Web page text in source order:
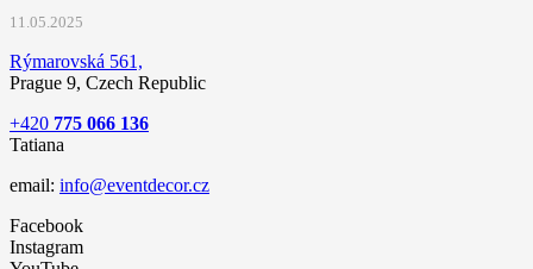
11.05.2025
Rýmarovská 561,
Prague 9, Czech Republic
+420 775 066 136
Tatiana
email: info@eventdecor.cz
Facebook
Instagram